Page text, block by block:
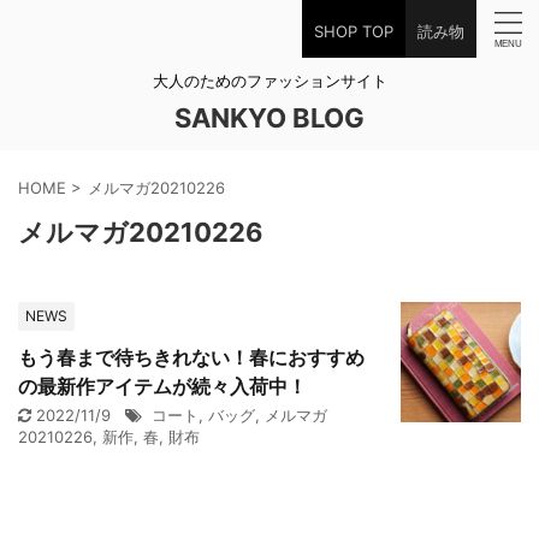
SHOP TOP 読み物
大人のためのファッションサイト
SANKYO BLOG
HOME > メルマガ20210226
メルマガ20210226
NEWS
もう春まで待ちきれない！春におすすめ
の最新作アイテムが続々入荷中！
2022/11/9 コート , バッグ, メルマガ
20210226, 新作, 春, 財布